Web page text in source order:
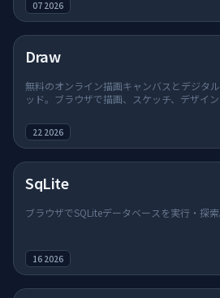
07 2026
Draw
無料のオンライン描画キャンバスとデジタ
ッド。ブラウザで描画、スケッチ、デザイ
22 2026
SqLite
ブラウザでSQLiteデータベースを実行・探索
16 2026